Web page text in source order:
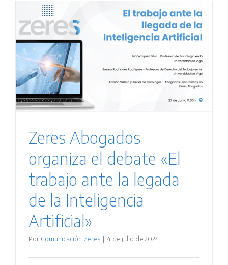
Zeres Abogados
organiza el debate «El
trabajo ante la legada
de la Inteligencia
Artificial»
Por Comunicación Zeres | 4 de julio de 2024